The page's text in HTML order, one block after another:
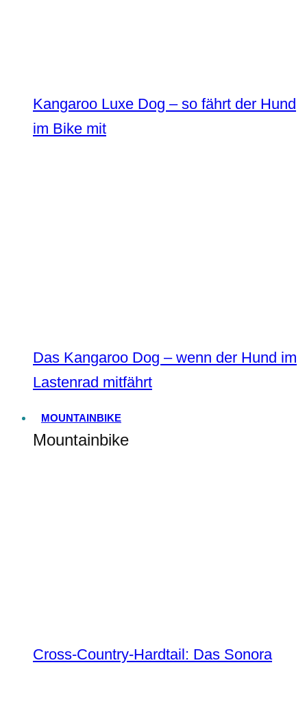
Kangaroo Luxe Dog – so fährt der Hund
im Bike mit
Das Kangaroo Dog – wenn der Hund im
Lastenrad mitfährt
MOUNTAINBIKE
Mountainbike
Cross-Country-Hardtail: Das Sonora